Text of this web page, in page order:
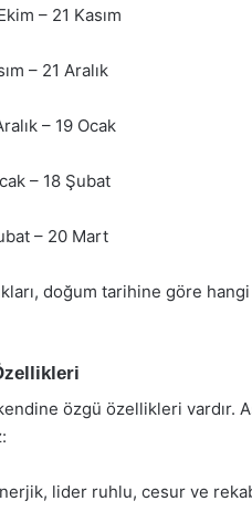
– 21 Kasım
– 21 Aralık
– 19 Ocak
– 18 Şubat
– 20 Mart
doğum tarihine göre
özgü özellikleri vardır.
lider ruhlu, cesur ve